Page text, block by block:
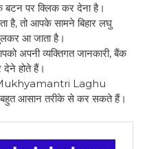
बटन पर क्लिक कर देना है।
है, तो आपके सामने बिहार लघु
आ जाता है।
अपनी व्यक्तिगत जानकारी, बैंक
होते हैं।
Laghu
आसान तरीके से कर सकते हैं।